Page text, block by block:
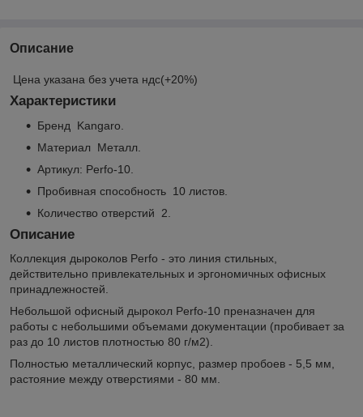
Описание
Цена указана без учета ндс(+20%)
Характеристики
Бренд Kangaro.
Материал Металл.
Артикул: Perfo-10.
Пробивная способность 10 листов.
Количество отверстий 2.
Описание
Коллекция дыроколов Perfo - это линия стильных,
действительно привлекательных и эргономичных офисных
принадлежностей.
Небольшой офисный дырокол Perfo-10 преназначен для
работы с небольшими объемами документации (пробивает за
раз до 10 листов плотностью 80 г/м2).
Полностью металлический корпус, размер пробоев - 5,5 мм,
растояние между отверстиями - 80 мм.